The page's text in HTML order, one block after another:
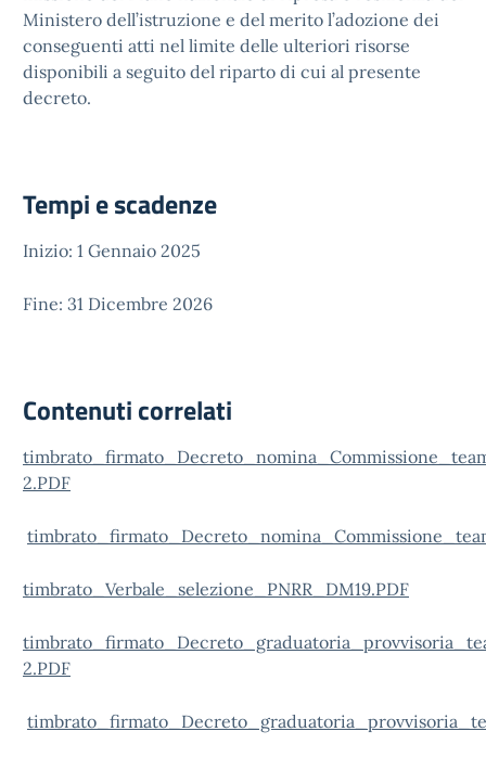
Ministero dell’istruzione e del merito l’adozione dei
conseguenti atti nel limite delle ulteriori risorse
disponibili a seguito del riparto di cui al presente
decreto.
Tempi e scadenze
Inizio: 1 Gennaio 2025
Fine: 31 Dicembre 2026
Contenuti correlati
2.PDF
timbrato_Verbale_selezione_PNRR_DM19.PDF
2.PDF